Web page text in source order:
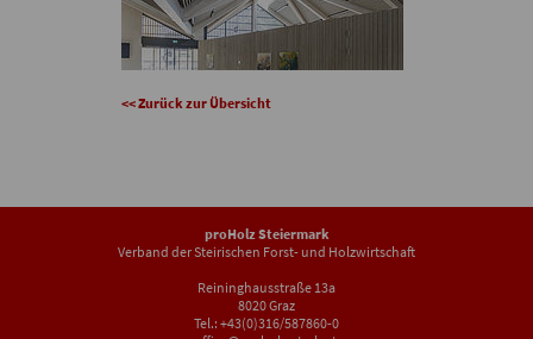
<< Zurück zur Übersicht
proHolz Steiermark
Verband der Steirischen Forst- und Holzwirtschaft
Reininghausstraße 13a
8020 Graz
Tel.: +43(0)316/587860-0